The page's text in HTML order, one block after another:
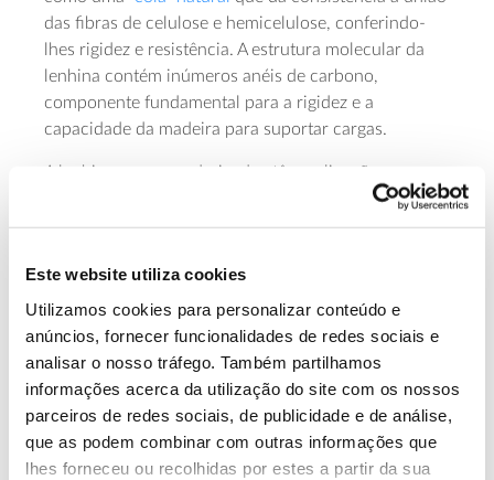
Este website utiliza cookies
Utilizamos cookies para personalizar conteúdo e
anúncios, fornecer funcionalidades de redes sociais e
analisar o nosso tráfego. Também partilhamos
informações acerca da utilização do site com os nossos
parceiros de redes sociais, de publicidade e de análise,
que as podem combinar com outras informações que
lhes forneceu ou recolhidas por estes a partir da sua
das fibras de celulose e hemicelulose, conferindo-
lhes rigidez e resistência. A estrutura molecular da
lenhina contém inúmeros anéis de carbono,
componente fundamental para a rigidez e a
capacidade da madeira para suportar cargas.
A lenhina e os seus derivados têm aplicações
crescentes, sendo utilizados, por exemplo, como
plastificantes do betão ou naprodução de adesivos e
Outras substâncias minoritárias
na composição da madeira
Uma pequena percentagem da composição madeira
(até cerca de 5% a 6% da sua massa) inclui inúmeras